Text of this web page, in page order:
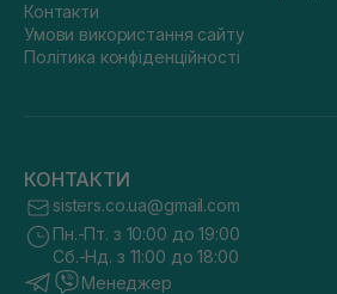
Контакти
Умови використання сайту
Політика конфіденційності
КОНТАКТИ
sisters.co.ua@gmail.com
Пн.-Пт. з 10:00 до 19:00
Сб.-Нд. з 11:00 до 18:00
Менеджер